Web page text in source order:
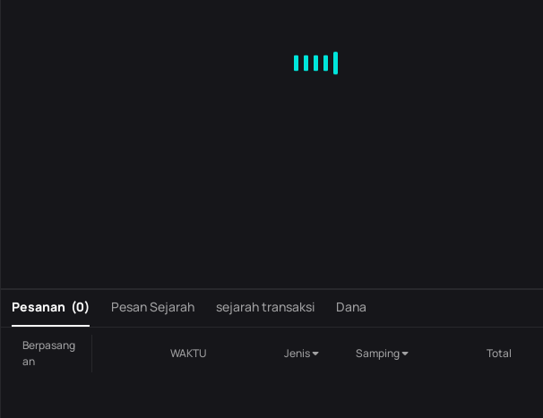
Pesanan (0) Pesan Sejarah sejarah transaksi Dana
Berpasang
an
WAKTU Jenis Samping Total